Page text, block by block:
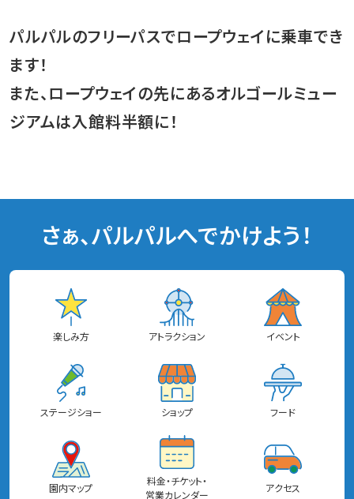
パルパルのフリーパスでロープウェイに乗車でき
ます！
また、ロープウェイの先にあるオルゴールミュー
ジアムは入館料半額に！
さぁ、パルパルへでかけよう！
楽しみ方 アトラクション イベント
ステージショー ショップ フード
園内マップ
料金・チケット・
営業カレンダー
アクセス